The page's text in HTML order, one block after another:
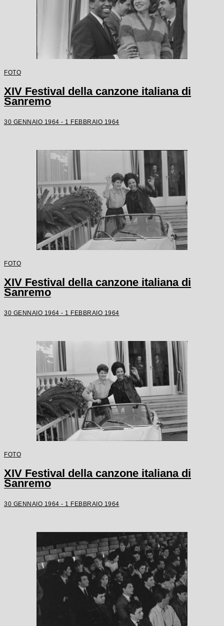
FOTO
XIV Festival della canzone italiana di
Sanremo
30 GENNAIO 1964 - 1 FEBBRAIO 1964
FOTO
XIV Festival della canzone italiana di
Sanremo
30 GENNAIO 1964 - 1 FEBBRAIO 1964
FOTO
XIV Festival della canzone italiana di
Sanremo
30 GENNAIO 1964 - 1 FEBBRAIO 1964